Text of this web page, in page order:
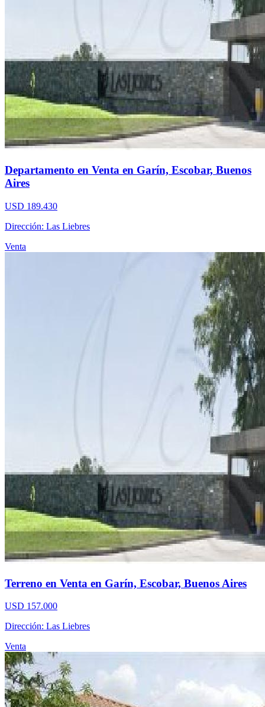
Departamento en Venta en Garín, Escobar, Buenos
Aires
USD 189.430
Dirección: Las Liebres
Venta
Terreno en Venta en Garín, Escobar, Buenos Aires
USD 157.000
Dirección: Las Liebres
Venta